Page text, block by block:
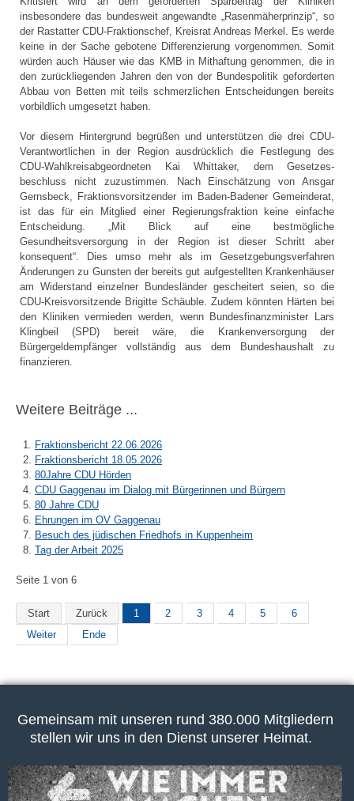
insbesondere das bundesweit angewandte „Rasenmäherprinzip“, so
der Rastatter CDU-Fraktionschef, Kreisrat Andreas Merkel. Es werde
keine in der Sache gebotene Differenzierung vorgenommen. Somit
würden auch Häuser wie das KMB in Mithaftung genommen, die in
den zurückliegenden Jahren den von der Bundespolitik geforderten
Abbau von Betten mit teils schmerzlichen Entscheidungen bereits
vorbildlich umgesetzt haben.
Vor diesem Hintergrund begrüßen und unterstützen die drei CDU-
Verantwortlichen in der Region ausdrücklich die Festlegung des
CDU-Wahlkreisabgeordneten Kai Whittaker, dem Gesetzes­
beschluss nicht zuzustimmen. Nach Einschätzung von Ansgar
Gernsbeck, Fraktionsvorsitzender im Baden-Badener Gemeinderat,
ist das für ein Mitglied einer Regierungsfraktion keine einfache
Entscheidung. „Mit Blick auf eine bestmögliche
Gesundheitsversorgung in der Region ist dieser Schritt aber
konsequent“. Dies umso mehr als im Gesetzgebungsverfahren
Änderungen zu Gunsten der bereits gut aufgestellten Krankenhäuser
am Widerstand einzelner Bundesländer gescheitert seien, so die
CDU-Kreisvorsitzende Brigitte Schäuble. Zudem könnten Härten bei
den Kliniken vermieden werden, wenn Bundesfinanzminister Lars
Klingbeil (SPD) bereit wäre, die Krankenversorgung der
Bürgergeldempfänger vollständig aus dem Bundeshaushalt zu
finanzieren.
Weitere Beiträge ...
Fraktionsbericht 22.06.2026
Fraktionsbericht 18.05.2026
80Jahre CDU Hörden
CDU Gaggenau im Dialog mit Bürgerinnen und Bürgern
80 Jahre CDU
Ehrungen im OV Gaggenau
Besuch des jüdischen Friedhofs in Kuppenheim
Tag der Arbeit 2025
Seite 1 von 6
Start Zurück 1 2 3 4 5
6
Weiter
Ende
Gemeinsam mit unseren rund 380.000 Mitgliedern
stellen wir uns in den Dienst unserer Heimat.